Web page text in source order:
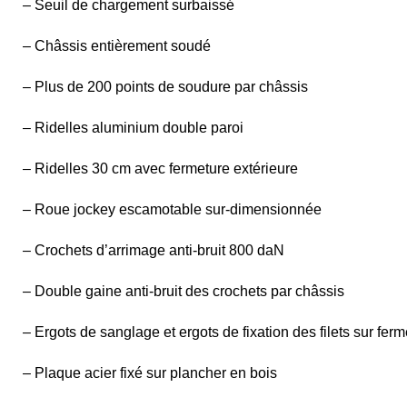
– Seuil de chargement surbaissé
– Châssis entièrement soudé
– Plus de 200 points de soudure par châssis
– Ridelles aluminium double paroi
– Ridelles 30 cm avec fermeture extérieure
– Roue jockey escamotable sur-dimensionnée
– Crochets d’arrimage anti-bruit 800 daN
– Double gaine anti-bruit des crochets par châssis
– Ergots de sanglage et ergots de fixation des filets sur
– Plaque acier fixé sur plancher en bois